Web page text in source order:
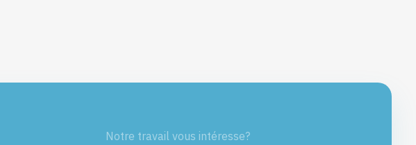
Notre travail vous intéresse?